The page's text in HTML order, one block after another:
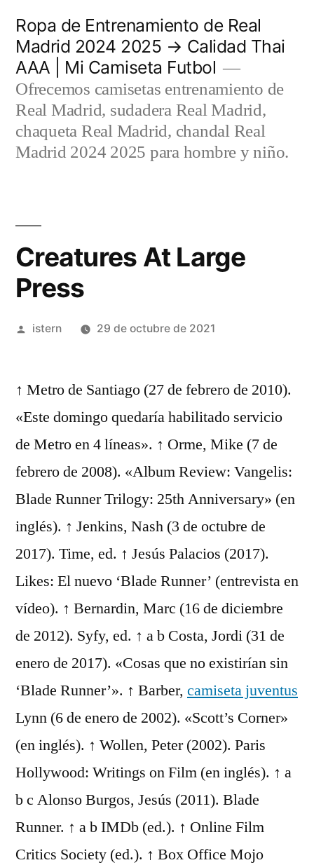
contenido
Ropa de Entrenamiento de Real
Madrid 2024 2025 → Calidad Thai
AAA | Mi Camiseta Futbol
Ofrecemos camisetas entrenamiento de
Real Madrid, sudadera Real Madrid,
chaqueta Real Madrid, chandal Real
Madrid 2024 2025 para hombre y niño.
Creatures At Large
Press
Publicado
istern 29 de octubre de 2021
↑ Metro de Santiago (27 de febrero de 2010).
«Este domingo quedaría habilitado servicio
de Metro en 4 líneas». ↑ Orme, Mike (7 de
febrero de 2008). «Album Review: Vangelis:
Blade Runner Trilogy: 25th Anniversary» (en
inglés). ↑ Jenkins, Nash (3 de octubre de
2017). Time, ed. ↑ Jesús Palacios (2017).
Likes: El nuevo ‘Blade Runner’ (entrevista en
vídeo). ↑ Bernardin, Marc (16 de diciembre
de 2012). Syfy, ed. ↑ a b Costa, Jordi (31 de
enero de 2017). «Cosas que no existirían sin
‘Blade Runner’». ↑ Barber, camiseta juventus
Lynn (6 de enero de 2002). «Scott’s Corner»
(en inglés). ↑ Wollen, Peter (2002). Paris
Hollywood: Writings on Film (en inglés). ↑ a
b c Alonso Burgos, Jesús (2011). Blade
Runner. ↑ a b IMDb (ed.). ↑ Online Film
Critics Society (ed.). ↑ Box Office Mojo